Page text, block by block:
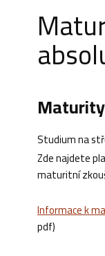
Maturity
Studium na
Zde najdete
maturitní
Informace k
pdf)